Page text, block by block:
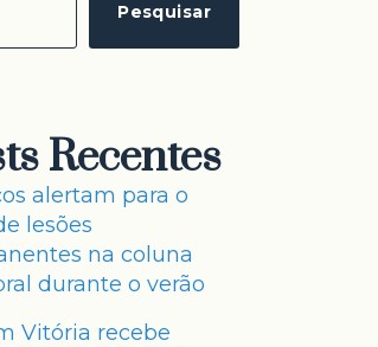
Pesquisar
Recentes
alertam para o
lesões
na coluna
durante o verão
Vitória recebe